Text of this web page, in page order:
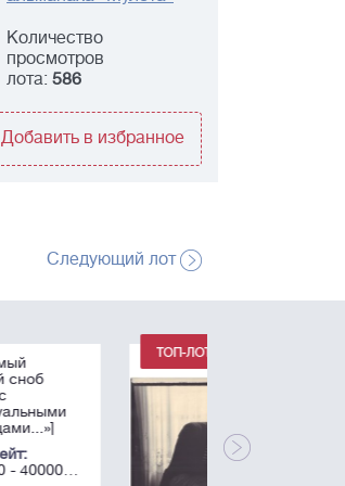
Количество
просмотров
лота: 586
Добавить в избранное
Следующий лот
Писатель Эдуард
Лимонов за работой.
Фотограф -
Александр
Авторский
серебряно-
30000 - 50000